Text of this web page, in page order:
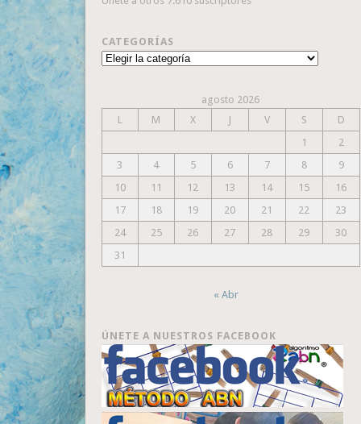
CATEGORÍAS
Categorías
agosto 2026
L
M X J V S
D
1
2
3
4 5 6 7 8
9
10
11 12 13 14 15
16
17
18 19 20 21 22
23
24
25 26 27 28 29
30
31
« Abr
ÚNETE A NUESTROS FACEBOOK